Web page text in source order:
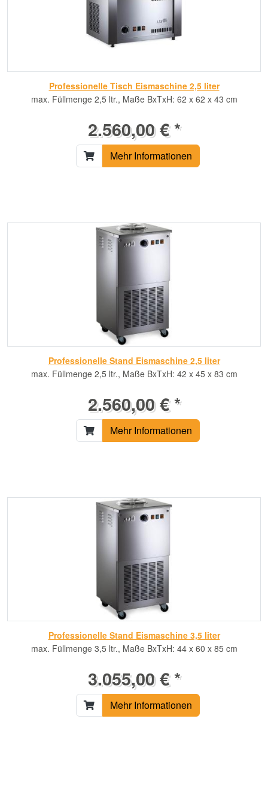
Professionelle Tisch Eismaschine 2,5 liter
max. Füllmenge 2,5 ltr., Maße BxTxH: 62 x 62 x 43 cm
2.560,00 € *
Mehr Informationen
Professionelle Stand Eismaschine 2,5 liter
max. Füllmenge 2,5 ltr., Maße BxTxH: 42 x 45 x 83 cm
2.560,00 € *
Mehr Informationen
Professionelle Stand Eismaschine 3,5 liter
max. Füllmenge 3,5 ltr., Maße BxTxH: 44 x 60 x 85 cm
3.055,00 € *
Mehr Informationen